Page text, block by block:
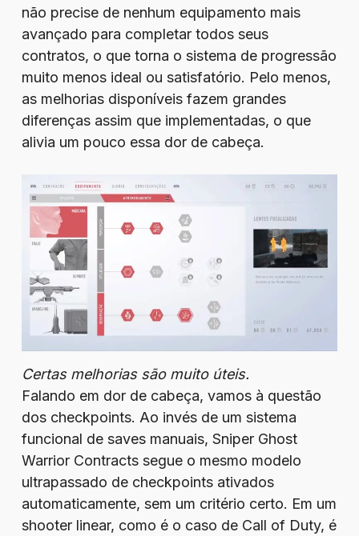
não precise de nenhum equipamento mais
avançado para completar todos seus
contratos, o que torna o sistema de progressão
muito menos ideal ou satisfatório. Pelo menos,
as melhorias disponíveis fazem grandes
diferenças assim que implementadas, o que
alivia um pouco essa dor de cabeça.
Certas melhorias são muito úteis.
Falando em dor de cabeça, vamos à questão
dos checkpoints. Ao invés de um sistema
funcional de saves manuais, Sniper Ghost
Warrior Contracts segue o mesmo modelo
ultrapassado de checkpoints ativados
automaticamente, sem um critério certo. Em um
shooter linear, como é o caso de Call of Duty, é